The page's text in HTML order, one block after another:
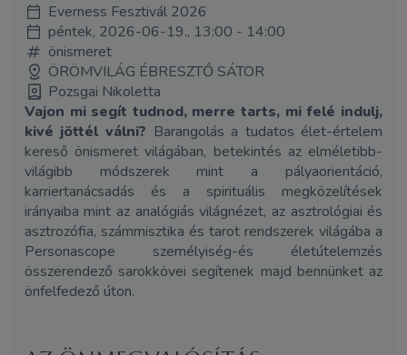
Everness Fesztivál 2026
péntek, 2026-06-19., 13:00 - 14:00
önismeret
ÖRÖMVILÁG ÉBRESZTŐ SÁTOR
Pozsgai Nikoletta
Vajon mi segít tudnod, merre tarts, mi felé indulj,
kivé jöttél válni? Barangolás a tudatos élet-értelem
kereső önismeret világában, betekintés az elméletibb-
világibb módszerek mint a pályaorientáció,
karriertanácsadás és a spirituális megközelítések
irányaiba mint az analógiás világnézet, az asztrológiai és
asztrozófia, számmisztika és tarot rendszerek világába a
Personascope személyiség-és életútelemzés
összerendező sarokkövei segítenek majd bennünket az
önfelfedező úton.